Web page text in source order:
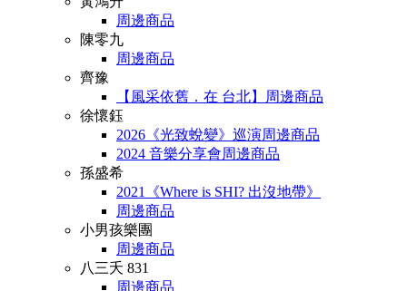
周邊商品
陳零九
周邊商品
齊豫
【風采依舊．在 台北】周邊商品
徐懷鈺
2026《光致蛻變》巡演周邊商品
2024 音樂分享會周邊商品
孫盛希
2021《Where is SHI? 出沒地帶》
周邊商品
小男孩樂團
周邊商品
八三夭 831
周邊商品